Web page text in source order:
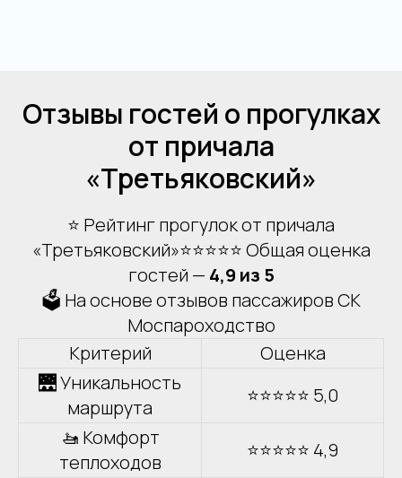
Отзывы гостей о прогулках
от причала
«Третьяковский»
⭐ Рейтинг прогулок от причала
«Третьяковский»⭐⭐⭐⭐⭐ Общая оценка
гостей — 4,9 из 5
🗳 На основе отзывов пассажиров СК
Моспароходство
Критерий
Оценка
🌉 Уникальность
маршрута
⭐⭐⭐⭐⭐ 5,0
🚤 Комфорт
теплоходов
⭐⭐⭐⭐⭐ 4,9